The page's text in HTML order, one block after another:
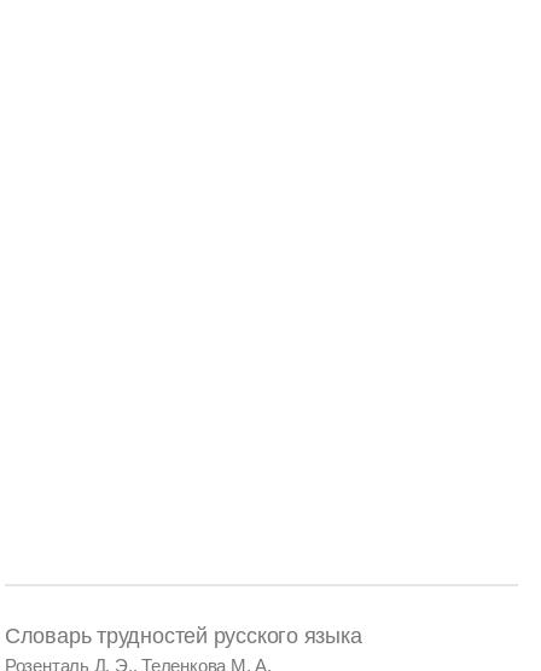
Словарь трудностей русского языка
Розенталь Д. Э., Теленкова М. А.